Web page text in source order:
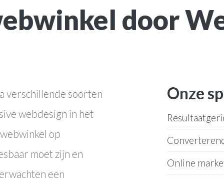
door
verschillende soorten
webdesign in het
op
moet zijn en
een
Onze
Online